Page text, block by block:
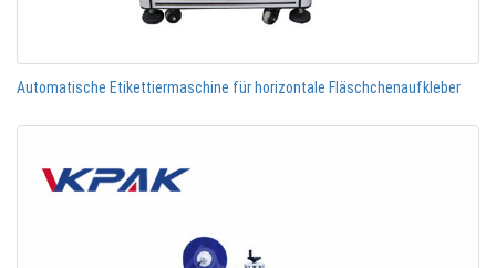
Automatische Etikettiermaschine für horizontale Fläschchenaufkleber